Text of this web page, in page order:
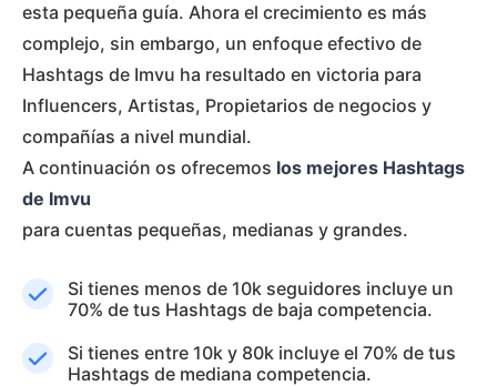
esta pequeña guía. Ahora el crecimiento es más
complejo, sin embargo, un enfoque efectivo de
Hashtags de Imvu ha resultado en victoria para
Influencers, Artistas, Propietarios de negocios y
compañías a nivel mundial.
A continuación os ofrecemos los mejores Hashtags
de Imvu
para cuentas pequeñas, medianas y grandes.
Si tienes menos de 10k seguidores incluye un
70% de tus Hashtags de baja competencia.
Si tienes entre 10k y 80k incluye el 70% de tus
Hashtags de mediana competencia.